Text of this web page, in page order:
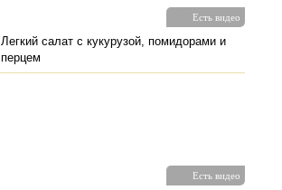
Есть видео
Легкий салат с кукурузой, помидорами и
перцем
Есть видео